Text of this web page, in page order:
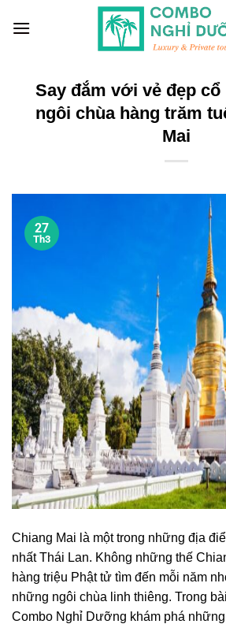
Say đắm với vẻ đẹp cổ
ngôi chùa hàng trăm
Mai
27
Th3
Chiang Mai là một trong những địa
nhất Thái Lan. Không những thế
hàng triệu Phật tử tìm đến mỗi năm
những ngôi chùa linh thiêng. Trong
Combo Nghỉ Dưỡng khám phá